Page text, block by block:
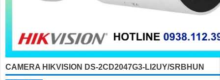
CAMERA HIKVISION DS-2CD2047G3-LI2UY/SRBHUN